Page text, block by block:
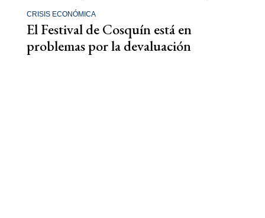
CRISIS ECONÓMICA
El Festival de Cosquín está en
problemas por la devaluación